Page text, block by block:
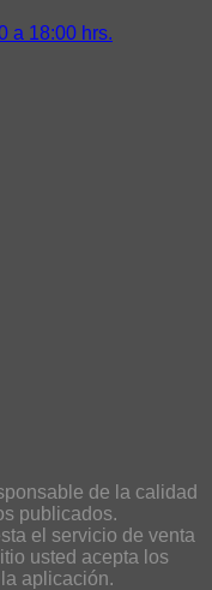
a 18:00 hrs.
de la calidad
publicados.
el servicio de venta
usted acepta los
aplicación.